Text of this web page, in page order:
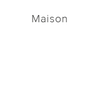
Maison